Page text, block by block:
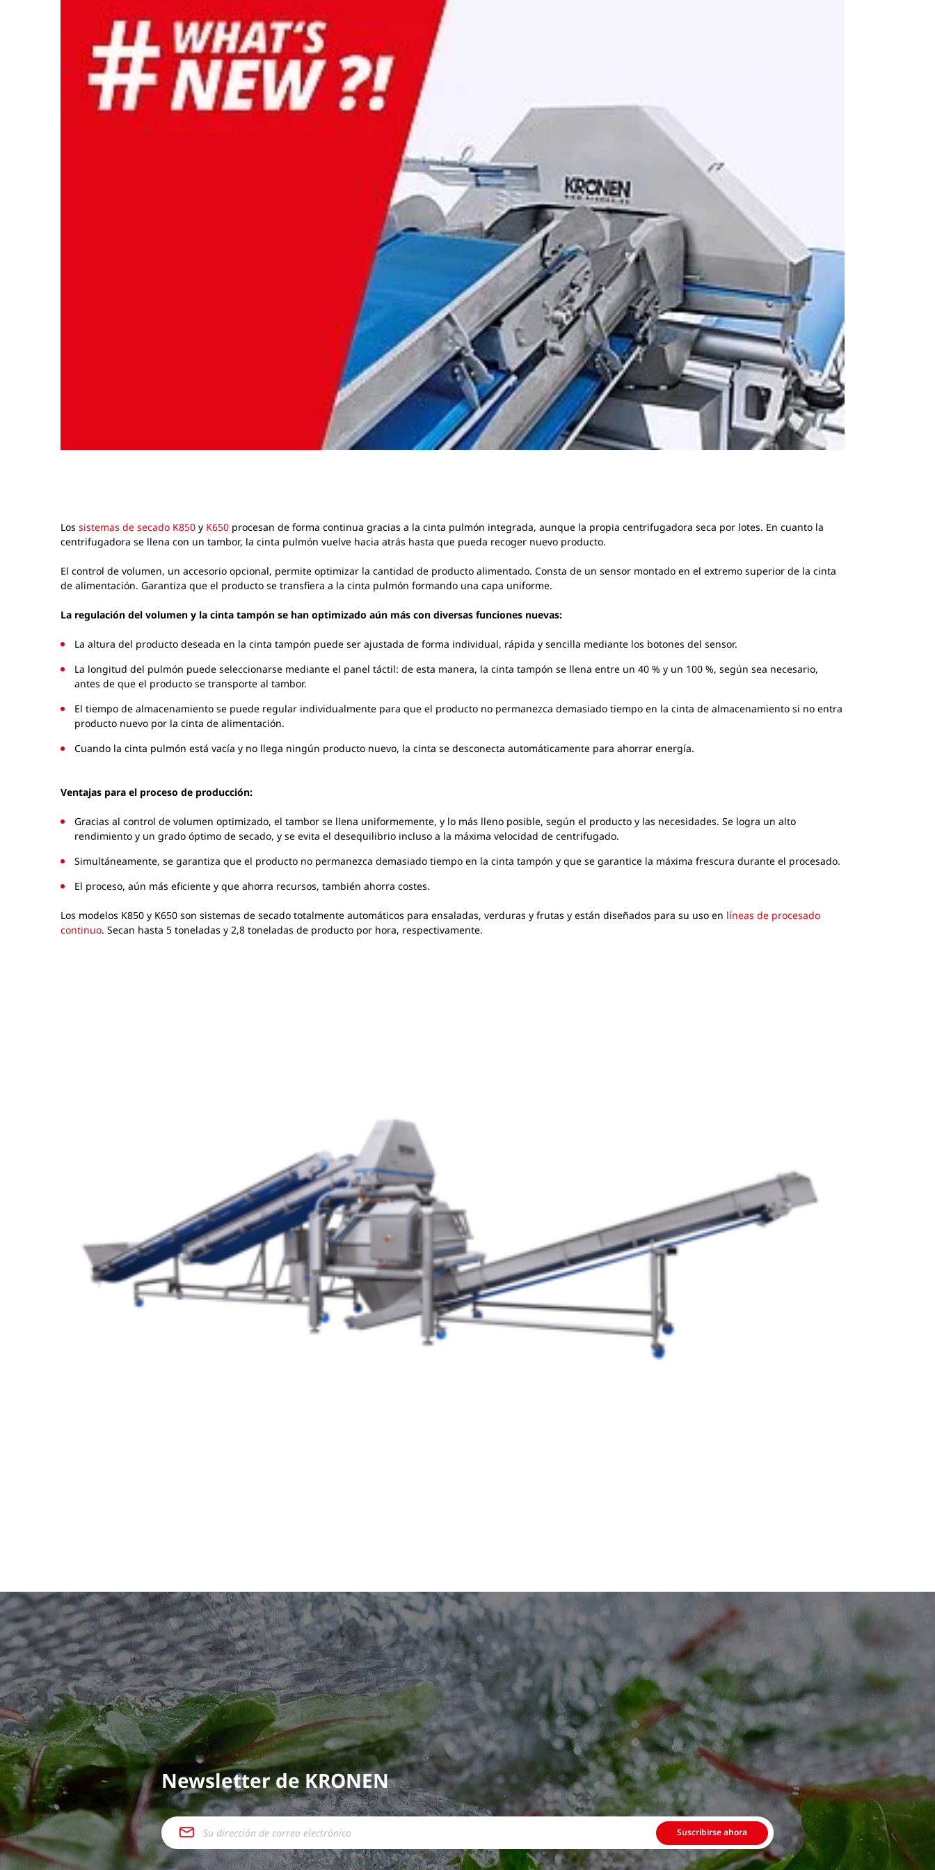
Los sistemas de secado K850 y K650 procesan de forma continua gracias a la cinta pulmón integrada, aunque la propia centrifugadora seca por lotes. En cuanto la
centrifugadora se llena con un tambor, la cinta pulmón vuelve hacia atrás hasta que pueda recoger nuevo producto.
El control de volumen, un accesorio opcional, permite optimizar la cantidad de producto alimentado. Consta de un sensor montado en el extremo superior de la cinta
de alimentación. Garantiza que el producto se transfiera a la cinta pulmón formando una capa uniforme.
La regulación del volumen y la cinta tampón se han optimizado aún más con diversas funciones nuevas:
La altura del producto deseada en la cinta tampón puede ser ajustada de forma individual, rápida y sencilla mediante los botones del sensor.
La longitud del pulmón puede seleccionarse mediante el panel táctil: de esta manera, la cinta tampón se llena entre un 40 % y un 100 %, según sea necesario,
antes de que el producto se transporte al tambor.
El tiempo de almacenamiento se puede regular individualmente para que el producto no permanezca demasiado tiempo en la cinta de almacenamiento si no entra
producto nuevo por la cinta de alimentación.
Cuando la cinta pulmón está vacía y no llega ningún producto nuevo, la cinta se desconecta automáticamente para ahorrar energía.
Ventajas para el proceso de producción:
Gracias al control de volumen optimizado, el tambor se llena uniformemente, y lo más lleno posible, según el producto y las necesidades. Se logra un alto
rendimiento y un grado óptimo de secado, y se evita el desequilibrio incluso a la máxima velocidad de centrifugado.
Simultáneamente, se garantiza que el producto no permanezca demasiado tiempo en la cinta tampón y que se garantice la máxima frescura durante el procesado.
El proceso, aún más eficiente y que ahorra recursos, también ahorra costes.
Los modelos K850 y K650 son sistemas de secado totalmente automáticos para ensaladas, verduras y frutas y están diseñados para su uso en líneas de procesado
continuo. Secan hasta 5 toneladas y 2,8 toneladas de producto por hora, respectivamente.
Newsletter de KRONEN
Suscribirse ahora